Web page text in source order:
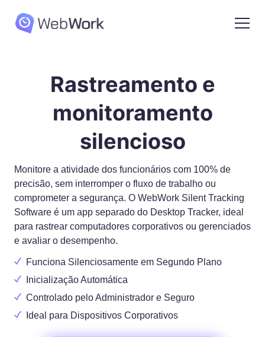
Rastreamento e
monitoramento
silencioso
Monitore a atividade dos funcionários com 100% de
precisão, sem interromper o fluxo de trabalho ou
comprometer a segurança. O WebWork Silent Tracking
Software é um app separado do Desktop Tracker, ideal
para rastrear computadores corporativos ou gerenciados
e avaliar o desempenho.
Funciona Silenciosamente em Segundo Plano
Inicialização Automática
Controlado pelo Administrador e Seguro
Ideal para Dispositivos Corporativos